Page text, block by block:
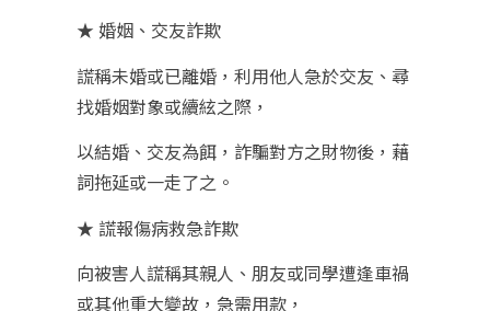
★ 婚姻、交友詐欺
謊稱未婚或已離婚，利用他人急於交友、尋
找婚姻對象或續絃之際，
以結婚、交友為餌，詐騙對方之財物後，藉
詞拖延或一走了之。
★ 謊報傷病救急詐欺
向被害人謊稱其親人、朋友或同學遭逢車禍
或其他重大變故，急需用款，